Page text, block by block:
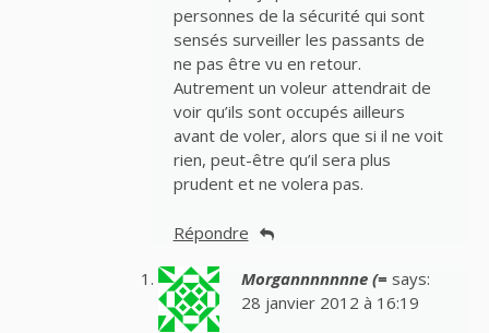
personnes de la sécurité qui sont
sensés surveiller les passants de
ne pas être vu en retour.
Autrement un voleur attendrait de
voir qu’ils sont occupés ailleurs
avant de voler, alors que si il ne voit
rien, peut-être qu’il sera plus
prudent et ne volera pas.
Répondre
Morgannnnnnne (= says:
28 janvier 2012 à 16:19